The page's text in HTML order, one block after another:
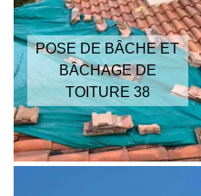
POSE DE BÂCHE ET
BÂCHAGE DE
TOITURE 38